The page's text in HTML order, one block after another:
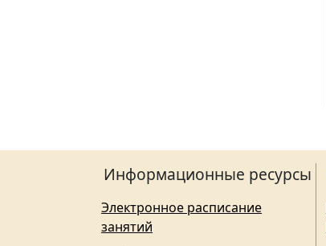
Информационные ресурсы
Электронное расписание
занятий